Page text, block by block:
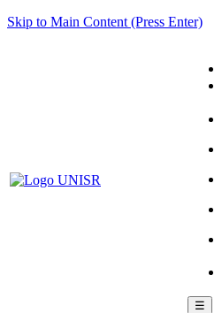
Skip to Main Content (Press Enter)
☰